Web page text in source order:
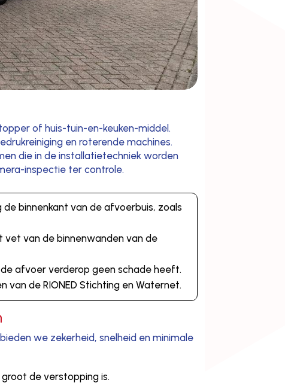
of huis-tuin-en-keuken-middel.
en roterende machines.
die in de installatietechniek worden
inspectie ter controle.
binnenkant van de afvoerbuis, zoals
van de binnenwanden van de
afvoer verderop geen schade heeft.
van de RIONED Stichting en Waternet.
we zekerheid, snelheid en minimale
de verstopping is.